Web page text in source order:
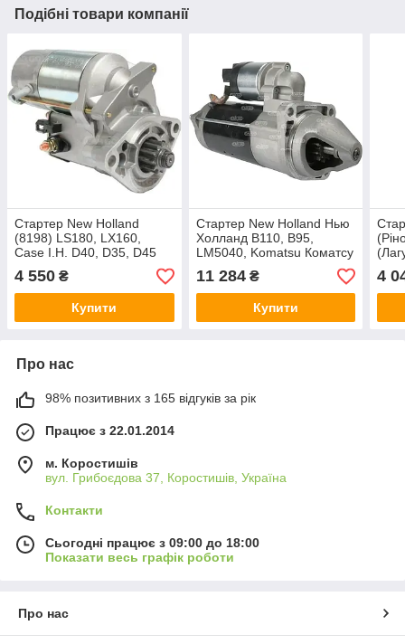
Подібні товари компанії
Стартер New Holland
(8198) LS180, LX160,
Case I.H. D40, D35, D45
відновлений
4 550 ₴
Купити
Стартер New Holland Нью
Холланд B110, B95,
LM5040, Komatsu Коматсу
кВт новий оригінал
11 284₴
Купити
4
Про нас
98% позитивних з 165 відгуків за рік
Працює з 22.01.2014
м. Коростишів
вул. Грибоєдова 37, Коростишів, Україна
Контакти
Сьогодні працює з 09:00 до 18:00
Показати весь графік роботи
Про нас